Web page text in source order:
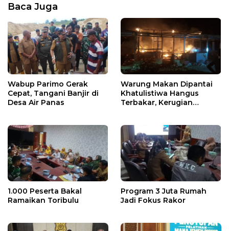
Baca Juga
Wabup Parimo Gerak
Cepat, Tangani Banjir di
Desa Air Panas
Warung Makan Dipantai
Khatulistiwa Hangus
Terbakar, Kerugian
1.000 Peserta Bakal
Ramaikan Toribulu
Program 3 Juta Rumah
Jadi Fokus Rakor